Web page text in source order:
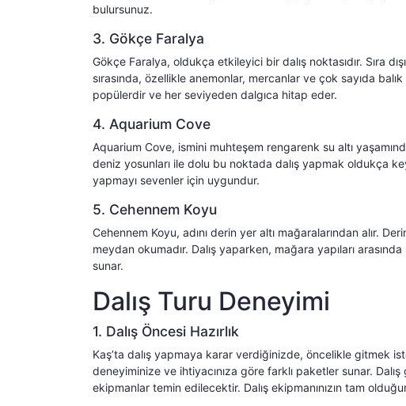
bulursunuz.
3. Gökçe Faralya
Gökçe Faralya, oldukça etkileyici bir dalış noktasıdır. Sıra
sırasında, özellikle anemonlar, mercanlar ve çok sayıda
popülerdir ve her seviyeden dalgıca hitap eder.
4. Aquarium Cove
Aquarium Cove, ismini muhteşem rengarenk su altı
deniz yosunları ile dolu bu noktada dalış yapmak oldukça
yapmayı sevenler için uygundur.
5. Cehennem Koyu
Cehennem Koyu, adını derin yer altı mağaralarından alır.
meydan okumadır. Dalış yaparken, mağara yapıları
sunar.
Dalış Turu Deneyimi
1. Dalış Öncesi Hazırlık
Kaş’ta dalış yapmaya karar verdiğinizde, öncelikle gitmek
deneyiminize ve ihtiyacınıza göre farklı paketler sunar.
ekipmanlar temin edilecektir. Dalış ekipmanınızın tam